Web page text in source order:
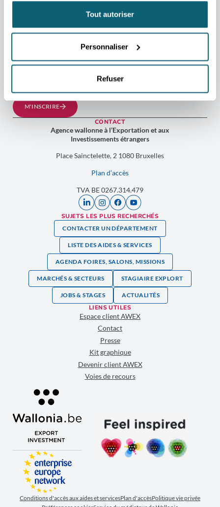
Tout autoriser
Personnaliser
Refuser
RESTEZ CONNECTÉ AU MONDE
AVEC L'AWEX !
l’international. En vous inscrivant à notre newsletter, recevez
conseils et opportunités exclusives pour faire rayonner vos
📩 Inscrivez-vous dès maintenant et ouvrez les portes du succès
international !
M'INSCRIRE
CONTACT
Agence wallonne à l’Exportation et aux
Investissements étrangers
Place Sainctelette, 2 1080 Bruxelles
Plan d’accès
TVA BE 0267.314.479
SUJETS LES PLUS RECHERCHÉS
CONTACTER UN DÉPARTEMENT
LISTE DES AIDES & SERVICES
AGENDA FOIRES, SALONS, MISSIONS
MARCHÉS & SECTEURS STAGIAIRE EXPLORT
JOBS & STAGES ACTUALITÉS
LIENS UTILES
Espace client AWEX
Contact
Presse
Kit graphique
Devenir client AWEX
Voies de recours
Conditions d'accès aux aides et servicesPlan d'accèsPolitique vie privée